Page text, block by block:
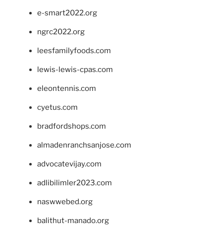
e-smart2022.org
ngrc2022.org
leesfamilyfoods.com
lewis-lewis-cpas.com
eleontennis.com
cyetus.com
bradfordshops.com
almadenranchsanjose.com
advocatevijay.com
adlibilimler2023.com
naswwebed.org
balithut-manado.org